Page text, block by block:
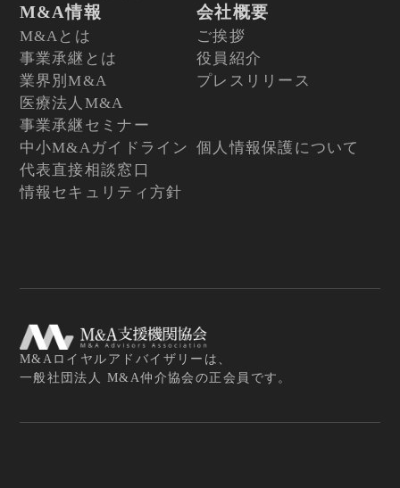
M&A情報
M&Aとは
事業承継とは
業界別M&A
医療法人M&A
事業承継セミナー
会社概要
ご挨拶
役員紹介
プレスリリース
中小M&Aガイドライン
代表直接相談窓口
個人情報保護について
情報セキュリティ方針
M&Aロイヤルアドバイザリーは、
一般社団法人 M&A仲介協会の正会員です。